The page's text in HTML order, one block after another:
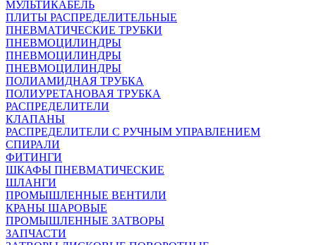
МУЛЬТИКАБЕЛЬ
ПЛИТЫ РАСПРЕДЕЛИТЕЛЬНЫЕ
ПНЕВМАТИЧЕСКИЕ ТРУБКИ
ПНЕВМОЦИЛИНДРЫ
ПНЕВМОЦИЛИНДРЫ
ПНЕВМОЦИЛИНДРЫ
ПОЛИАМИДНАЯ ТРУБКА
ПОЛИУРЕТАНОВАЯ ТРУБКА
РАСПРЕДЕЛИТЕЛИ
КЛАПАНЫ
РАСПРЕДЕЛИТЕЛИ С РУЧНЫМ УПРАВЛЕНИЕМ
СПИРАЛИ
ФИТИНГИ
ШКАФЫ ПНЕВМАТИЧЕСКИЕ
ШЛАНГИ
ПРОМЫШЛЕННЫЕ ВЕНТИЛИ
КРАНЫ ШАРОВЫЕ
ПРОМЫШЛЕННЫЕ ЗАТВОРЫ
ЗАПЧАСТИ